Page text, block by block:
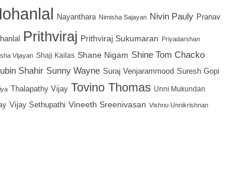
Nayanthara Nimisha Sajayan Nivin Pauly Pranav
Prithviraj Prithviraj Sukumaran Priyadarshan
Vijayan Shaji Kailas Shane Nigam Shine Tom Chacko
Shahir Sunny Wayne Suraj Venjarammood Suresh Gopi
Thalapathy Vijay Tovino Thomas Unni Mukundan
Vijay Sethupathi Vineeth Sreenivasan Vishnu Unnikrishnan